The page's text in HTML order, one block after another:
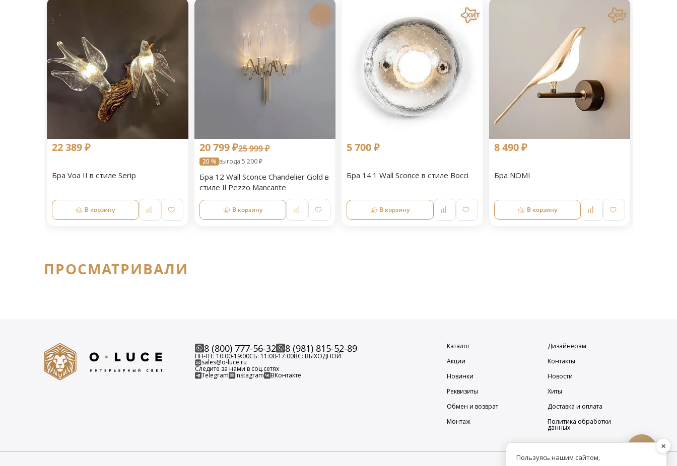
22 389 ₽
Бра Voa II в стиле Serip
В корзину
20 799 ₽25 999 ₽
20 % выгода 5 200 ₽
Бра 12 Wall Sconce Chandelier Gold в
стиле Il Pezzo Mancante
В корзину
5 700 ₽
Бра 14.1 Wall Sconce в стиле Bocci
В корзину
8 490 ₽
Бра NOMI
В корзину
ПРОСМАТРИВАЛИ
8 (800) 777-56-32 8 (981) 815-52-89
ПН-ПТ: 10:00-19:00СБ: 11:00-17:00ВС: ВЫХОДНОЙ
sales@o-luce.ru
Следите за нами в соц.сетях
Telegram Instagram ВКонтакте
Каталог
Дизайнерам
Акции
Контакты
Новинки
Новости
Реквизиты
Хиты
Обмен и возврат
Доставка и оплата
Монтаж
Политика обработки
данных
Пользуясь нашим сайтом,
×